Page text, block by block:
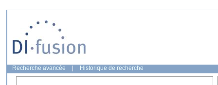
Recherche avancée Historique de recherche